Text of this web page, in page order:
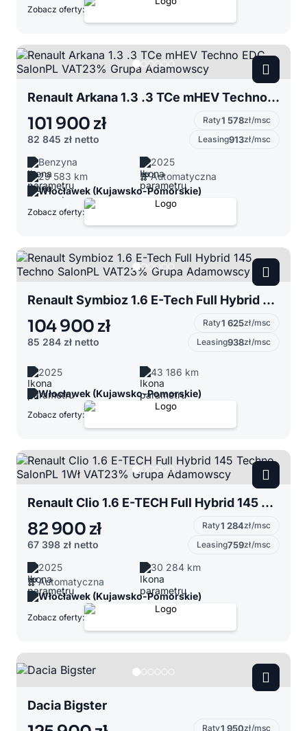
Zobacz oferty:
Renault Arkana 1.3 .3 TCe mHEV Techno EDC SalonPL VAT23% Grupa Adamowscy
101 900 zł
82 845 zł netto
Raty1 578zł/msc
Leasing913zł/msc
Benzyna
2025
29 583 km
Automatyczna
Włocławek (Kujawsko-Pomorskie)
Zobacz oferty:
Renault Symbioz 1.6 E-Tech Full Hybrid 145 Techno SalonPL VAT23% Grupa Adamowscy
104 900 zł
85 284 zł netto
Raty1 625zł/msc
Leasing938zł/msc
2025
43 186 km
Włocławek (Kujawsko-Pomorskie)
Zobacz oferty:
Renault Clio 1.6 E-TECH Full Hybrid 145 Techno SalonPL 1Wł VAT23% Grupa Adamowscy
82 900 zł
67 398 zł netto
Raty1 284zł/msc
Leasing759zł/msc
2025
30 284 km
Automatyczna
Włocławek (Kujawsko-Pomorskie)
Zobacz oferty:
Dacia Bigster
Raty1 950zł/msc